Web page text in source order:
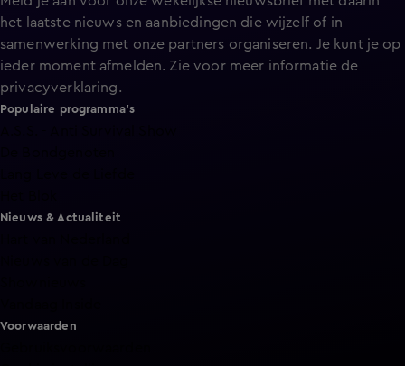
het laatste nieuws en aanbiedingen die wijzelf of in
samenwerking met onze partners organiseren. Je kunt je op
ieder moment afmelden. Zie voor meer informatie de
privacyverklaring.
Populaire programma's
Nieuws & Actualiteit
Voorwaarden